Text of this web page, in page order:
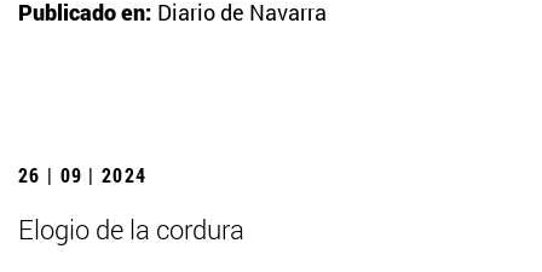
Publicado en: Diario de Navarra
26 | 09 | 2024
Elogio de la cordura